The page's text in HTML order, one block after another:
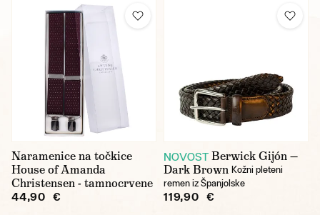
Naramenice na točkice
House of Amanda
Christensen - tamnocrvene
44,90 €
NOVOST Berwick Gijón —
Dark Brown Kožni pleteni
remen iz Španjolske
119,90 €